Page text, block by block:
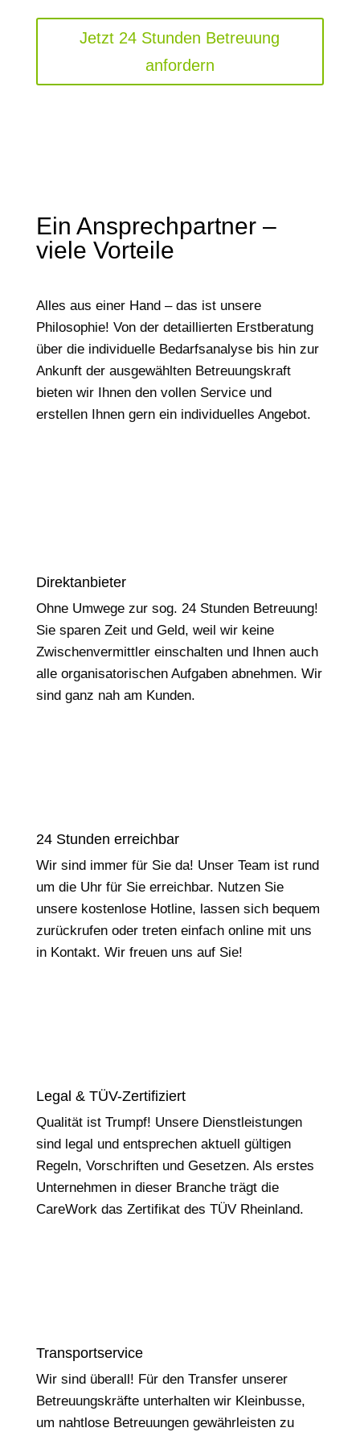
Jetzt 24 Stunden Betreuung
anfordern
Ein Ansprechpartner –
viele Vorteile
Alles aus einer Hand – das ist unsere
Philosophie! Von der detaillierten Erstberatung
über die individuelle Bedarfsanalyse bis hin zur
Ankunft der ausgewählten Betreuungskraft
bieten wir Ihnen den vollen Service und
erstellen Ihnen gern ein individuelles Angebot.
Direktanbieter
Ohne Umwege zur sog. 24 Stunden Betreuung!
Sie sparen Zeit und Geld, weil wir keine
Zwischenvermittler einschalten und Ihnen auch
alle organisatorischen Aufgaben abnehmen. Wir
sind ganz nah am Kunden.
24 Stunden erreichbar
Wir sind immer für Sie da! Unser Team ist rund
um die Uhr für Sie erreichbar. Nutzen Sie
unsere kostenlose Hotline, lassen sich bequem
zurückrufen oder treten einfach online mit uns
in Kontakt. Wir freuen uns auf Sie!
Legal & TÜV-Zertifiziert
Qualität ist Trumpf! Unsere Dienstleistungen
sind legal und entsprechen aktuell gültigen
Regeln, Vorschriften und Gesetzen. Als erstes
Unternehmen in dieser Branche trägt die
CareWork das Zertifikat des TÜV Rheinland.
Transportservice
Wir sind überall! Für den Transfer unserer
Betreuungskräfte unterhalten wir Kleinbusse,
um nahtlose Betreuungen gewährleisten zu